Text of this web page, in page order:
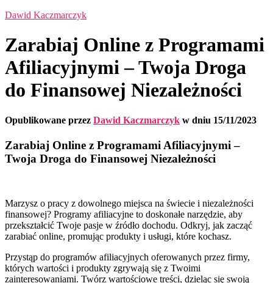
Dawid Kaczmarczyk
Zarabiaj Online z Programami
Afiliacyjnymi – Twoja Droga
do Finansowej Niezależności
Opublikowane przez Dawid Kaczmarczyk w dniu 15/11/2023
Zarabiaj Online z Programami Afiliacyjnymi –
Twoja Droga do Finansowej Niezależności
Marzysz o pracy z dowolnego miejsca na świecie i niezależności
finansowej? Programy afiliacyjne to doskonałe narzędzie, aby
przekształcić Twoje pasje w źródło dochodu. Odkryj, jak zacząć
zarabiać online, promując produkty i usługi, które kochasz.
Przystąp do programów afiliacyjnych oferowanych przez firmy,
których wartości i produkty zgrywają się z Twoimi
zainteresowaniami. Twórz wartościowe treści, dzieląc się swoją